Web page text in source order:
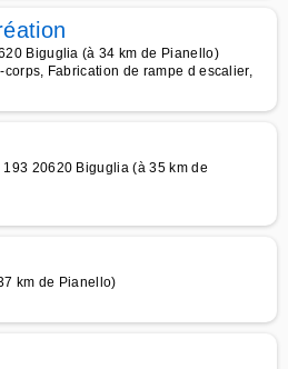
Biguglia (à 34 km de Pianello)
Fabrication de rampe d escalier,
20620 Biguglia (à 35 km de
km de Pianello)